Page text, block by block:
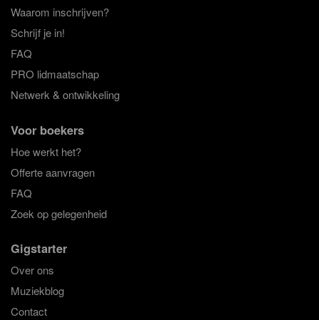
Waarom inschrijven?
Schrijf je in!
FAQ
PRO lidmaatschap
Netwerk & ontwikkeling
Voor boekers
Hoe werkt het?
Offerte aanvragen
FAQ
Zoek op gelegenheid
Gigstarter
Over ons
Muziekblog
Contact